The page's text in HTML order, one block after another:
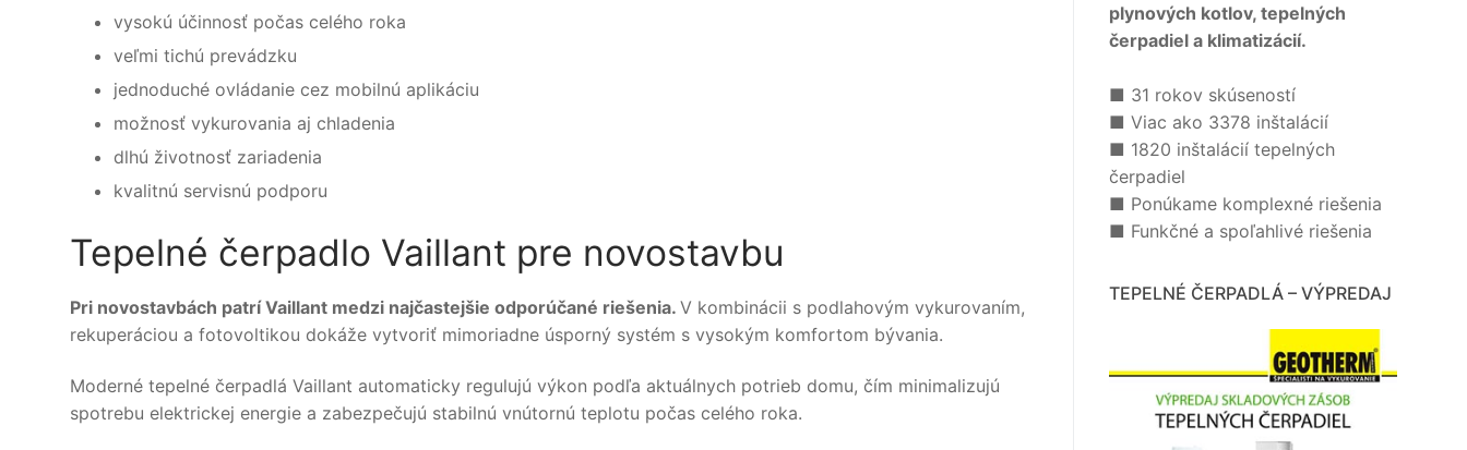
vysokú účinnosť počas celého roka
veľmi tichú prevádzku
jednoduché ovládanie cez mobilnú aplikáciu
možnosť vykurovania aj chladenia
dlhú životnosť zariadenia
kvalitnú servisnú podporu
Tepelné čerpadlo Vaillant pre novostavbu
Pri novostavbách patrí Vaillant medzi najčastejšie odporúčané riešenia. V kombinácii s podlahovým vykurovaním,
rekuperáciou a fotovoltikou dokáže vytvoriť mimoriadne úsporný systém s vysokým komfortom bývania.
Moderné tepelné čerpadlá Vaillant automaticky regulujú výkon podľa aktuálnych potrieb domu, čím minimalizujú
spotrebu elektrickej energie a zabezpečujú stabilnú vnútornú teplotu počas celého roka.
plynových kotlov, tepelných
čerpadiel a klimatizácií.
■ 31 rokov skúseností
■ Viac ako 3378 inštalácií
■ 1820 inštalácií tepelných
čerpadiel
■ Ponúkame komplexné riešenia
■ Funkčné a spoľahlivé riešenia
TEPELNÉ ČERPADLÁ – VÝPREDAJ